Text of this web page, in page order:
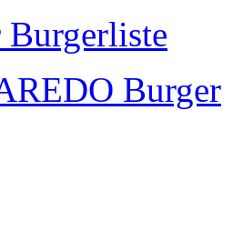
Burger